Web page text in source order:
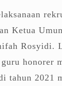
Ketua
Rosyidi.
honorer
tahun 2021